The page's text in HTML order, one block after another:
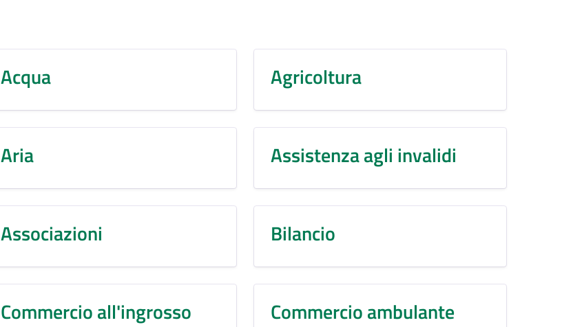
Acqua Agricoltura
Aria Assistenza agli invalidi
Associazioni Bilancio
Commercio all'ingrosso Commercio ambulante